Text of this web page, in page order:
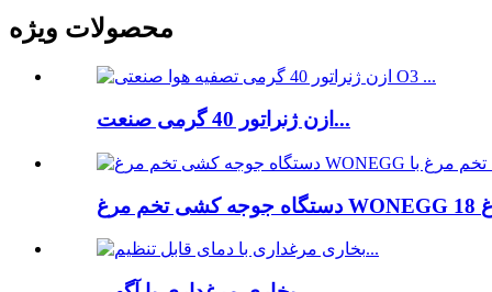
محصولات ویژه
ازن ژنراتور 40 گرمی صنعت...